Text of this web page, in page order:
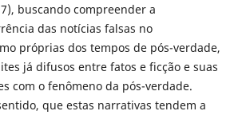
buscando compreender a
das notícias falsas no
próprias dos tempos de pós-verdade,
já difusos entre fatos e ficção e suas
com o fenômeno da pós-verdade.
que estas narrativas tendem a